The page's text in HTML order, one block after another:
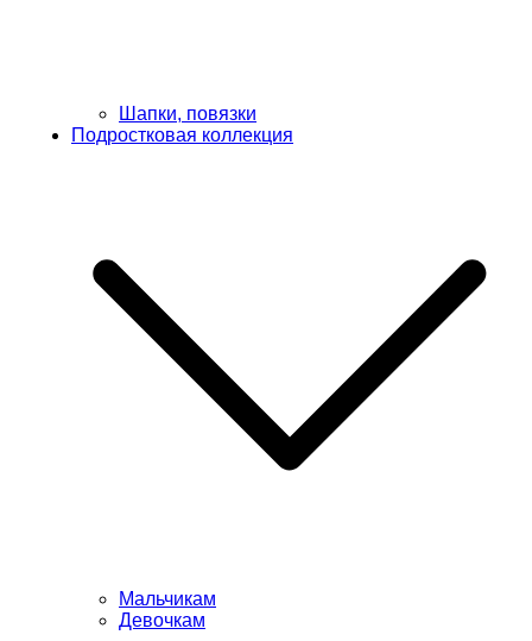
Шапки, повязки
Подростковая коллекция
Мальчикам
Девочкам